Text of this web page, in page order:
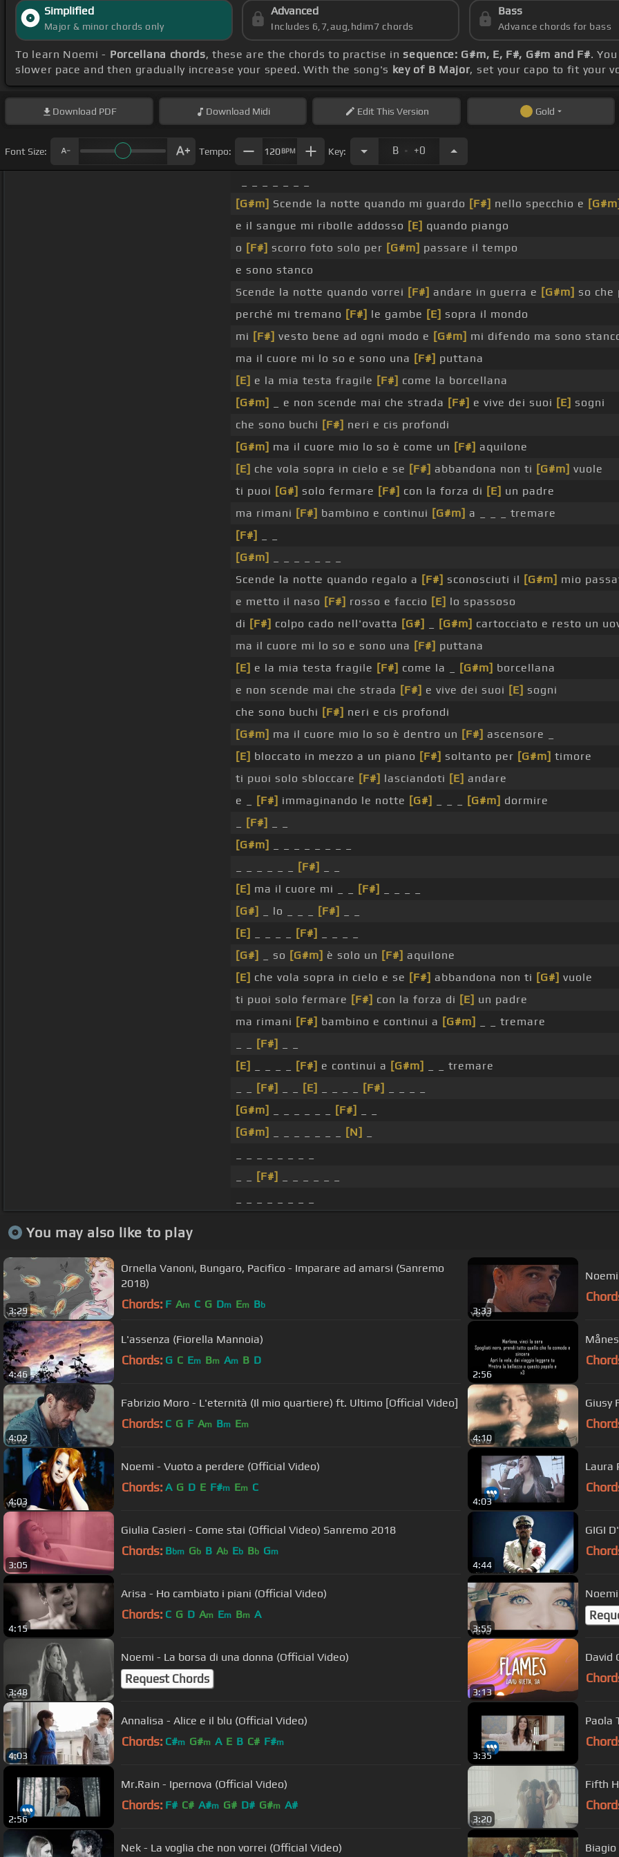
Simplified
Major & minor chords only
Advanced
Includes 6,7,aug,hdim7 chords
Bass
Advance chords for bass
To learn Noemi - Porcellana chords, these are the chords to practise insequence: G#m, E, F#, G#m and F#.
slower pace and then gradually increase your speed. With the song's key of B Major, set your capo to fit your
Download PDF Download Midi EditThis Version Gold
Font Size: Tempo: 120BPM Key: B . +0
[G#m] Scende la notte quando mi guardo [F#] nello specchio e
e il sangue mi ribolle addosso [E] quando piango
o [F#] scorro foto solo per [G#m] passare il tempo
e sono stanco
Scende la notte quando vorrei [F#] andare in guerra e [G#m] so che
perché mi tremano [F#] le gambe [E] sopra il mondo
mi [F#] vesto bene ad ogni modo e [G#m] mi difendo ma sono
ma il cuore mi lo so e sono una [F#] puttana
[E] e la mia testa fragile [F#] come la borcellana
[G#m]
_ e non scende mai che strada [F#] e vive dei suoi [E] sogni
che sono buchi [F#] neri e cis profondi
[G#m] ma il cuore mio lo so è come un [F#] aquilone
[E] che vola sopra in cielo e se [F#] abbandona non ti [G#m] vuole
ti puoi [G#] solo fermare [F#] con la forza di [E] un padre
ma rimani [F#] bambino e continui [G#m] a _ _ _ tremare
[F#]
[G#m]
Scende la notte quando regalo a [F#] sconosciuti il [G#m] mio
e metto il naso [F#] rosso e faccio [E] lo spassoso
di [F#] colpo cado nell'ovatta [G#] [G#m] cartocciato e resto un
ma il cuore mi lo so e sono una [F#] puttana
[E] e la mia testa fragile [F#] come la _ [G#m] borcellana
e non scende mai che strada [F#] e vive dei suoi [E] sogni
che sono buchi [F#] neri e cis profondi
[G#m] ma il cuore mio lo so è dentro un [F#] ascensore _
[E] bloccato in mezzo a un piano [F#] soltanto per [G#m] timore
ti puoi solo sbloccare [F#] lasciandoti [E] andare
e _
[F#] immaginando le notte [G#] [G#m] dormire
[F#]
[G#m]
[F#]
[E] ma il cuore mi _ _ [F#]
[G#]
_ lo _ _ _ [F#]
[E]
[F#]
[G#]
_ so [G#m] è solo un [F#] aquilone
[E] che vola sopra in cielo e se [F#] abbandona non ti [G#] vuole
ti puoi solo fermare [F#] con la forza di [E] un padre
ma rimani [F#] bambino e continui a [G#m]
_ _ tremare
[F#]
[E]
[F#] e continui a [G#m]
_ _ tremare
[F#] [E] [F#]
[G#m]
[F#]
[G#m]
[N]
[F#]
You may also like to play
3:29
Ornella Vanoni, Bungaro, Pacifico - Imparare ad amarsi (Sanremo
2018)
Chords: F Am C G Dm Em Bb
3:33
4:46
L'assenza (Fiorella Mannoia)
Chords: G C Em Bm Am B D
2:56
4:02
Fabrizio Moro - L'eternità (Il mio quartiere) ft. Ultimo [Official Video]
Chords: C G F Am Bm Em
4:10
Giusy
4:03
Noemi - Vuoto a perdere (Official Video)
Chords: A G D E F#m Em C
4:03
Laura
3:05
Giulia Casieri - Come stai (Official Video) Sanremo 2018
Chords: Bbm Gb B Ab Eb Bb Gm
4:44
GIGI
4:15
Arisa - Ho cambiato i piani (Official Video)
Chords: C G D Am Em Bm A
3:55
3:48
Noemi - La borsa di una donna (Official Video)
Request Chords
3:13
David
4:03
Annalisa - Alice e il blu (Official Video)
Chords: C#m G#m A E B C# F#m
3:35
Paola
2:56
Mr.Rain - Ipernova (Official Video)
Chords: F# C# A#m G# D# G#m A#
3:20
Fifth
Nek - La voglia che non vorrei (Official Video)